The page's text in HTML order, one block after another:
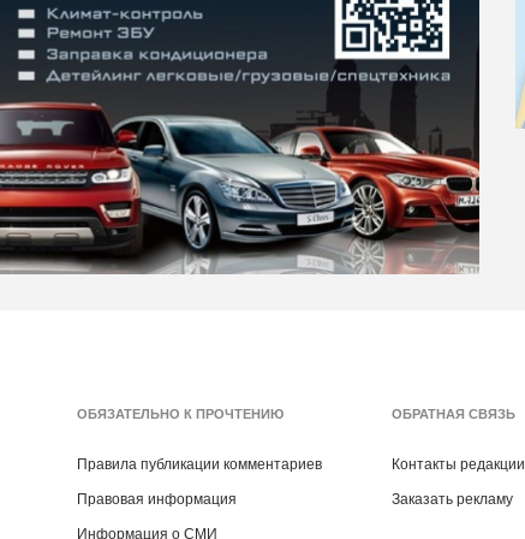
ОБЯЗАТЕЛЬНО К ПРОЧТЕНИЮ
Правила публикации комментариев
Правовая информация
Информация о СМИ
ОБРАТНАЯ СВЯЗЬ
Контакты редакции
Заказать рекламу